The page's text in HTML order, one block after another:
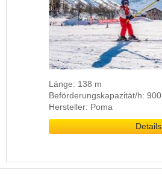
Länge: 138 m
Beförderungskapazität/h: 900
Hersteller: Poma
Details